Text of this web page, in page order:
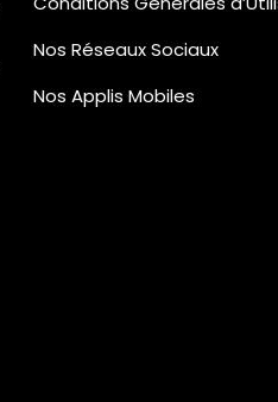
Nos Réseaux Sociaux
Nos Applis Mobiles